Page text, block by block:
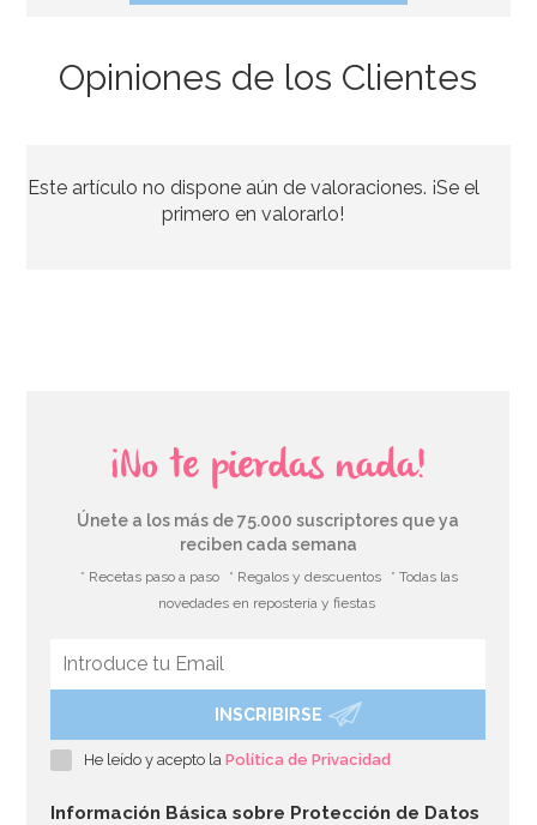
3,50€
Opiniones de los Clientes
Este artículo no dispone aún de valoraciones. ¡Se el
primero en valorarlo!
¡No te pierdas nada!
Únete a los más de 75.000 suscriptores que ya
reciben cada semana
* Recetas paso a paso * Regalos y descuentos
* Todas las
novedades en repostería y fiestas
INSCRIBIRSE
He leído y acepto laPolítica de Privacidad
Información Básica sobre Protección de Datos